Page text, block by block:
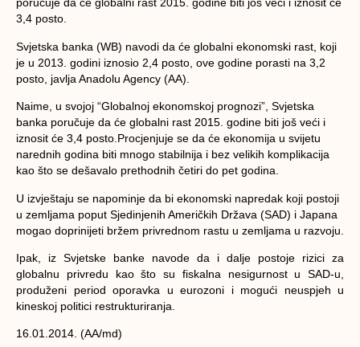
poručuje da će globalni rast 2015. godine biti još veći i iznosit će
3,4 posto.
Svjetska banka (WB) navodi da će globalni ekonomski rast, koji
je u 2013. godini iznosio 2,4 posto, ove godine porasti na 3,2
posto, javlja Anadolu Agency (AA).
Naime, u svojoj “Globalnoj ekonomskoj prognozi”, Svjetska
banka poručuje da će globalni rast 2015. godine biti još veći i
iznosit će 3,4 posto.Procjenjuje se da će ekonomija u svijetu
narednih godina biti mnogo stabilnija i bez velikih komplikacija
kao što se dešavalo prethodnih četiri do pet godina.
U izvještaju se napominje da bi ekonomski napredak koji postoji
u zemljama poput Sjedinjenih Američkih Država (SAD) i Japana
mogao doprinijeti bržem privrednom rastu u zemljama u razvoju.
Ipak, iz Svjetske banke navode da i dalje postoje rizici za
globalnu privredu kao što su fiskalna nesigurnost u SAD-u,
produženi period oporavka u eurozoni i mogući neuspjeh u
kineskoj politici restrukturiranja.
16.01.2014. (AA/md)